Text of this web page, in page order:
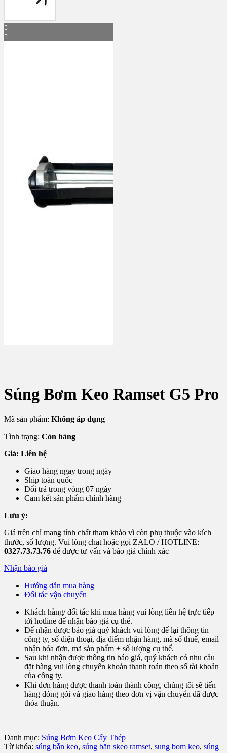
Súng Bơm Keo Ramset G5 Pro
Mã sản phẩm: Không áp dụng
Tình trạng: Còn hàng
Giá: Liên hệ
Giao hàng ngay trong ngày
Ship toàn quốc
Đổi trả trong vòng 07 ngày
Cam kết sản phẩm chính hãng
Lưu ý:
Giá trên chỉ mang tính chất tham khảo vì còn phụ thuộc vào kích
thước, số lượng. Vui lòng chat hoặc gọi ZALO / HOTLINE:
0327.73.73.76 để được tư vấn và báo giá chính xác
Nhận báo giá
Hướng dẫn mua hàng
Đối tác vận chuyển
Khách hàng/ đối tác khi mua hàng vui lòng liên hệ trực tiếp
tới hotline để nhận báo giá cụ thể.
Để nhận được báo giá quý khách vui lòng để lại thông tin
công ty, số điện thoại, địa điểm nhận hàng, mã số thuế, email
nhận hóa đơn, mã sản phẩm + số lượng cụ thể.
Sau khi nhận được thông tin báo giá, quý khách có nhu cầu
đặt hàng vui lòng chuyển khoản thanh toán theo số tài khoản
của công ty.
Khi đơn hàng được thanh toán thành công, chúng tôi sẽ tiến
hàng đóng gói và giao hàng theo đơn vị vận chuyển đã được
thỏa thuận.
Danh mục: Súng Bơm Keo Cấy Thép
Từ khóa: súng bắn keo, súng băn skeo ramset, sung bom keo, súng